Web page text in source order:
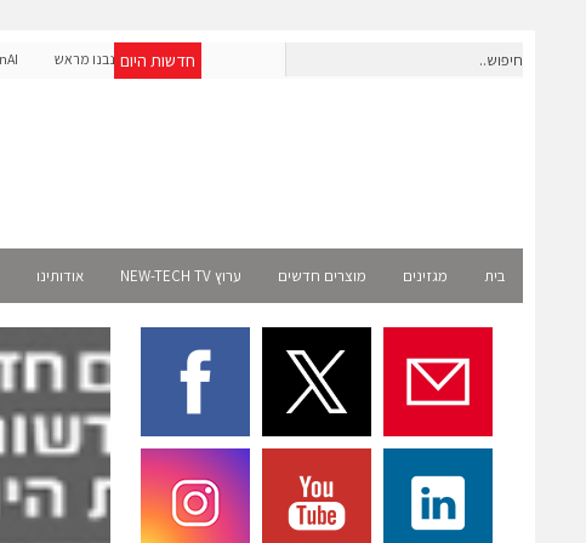
חדשות היום
חברת IAIG גייסה 6 מיליון דולר להקמת חברות תוכנה שנבנו מראש
בית מגזינים מוצרים חדשים ערוץ NEW-TECH TV אודותינו